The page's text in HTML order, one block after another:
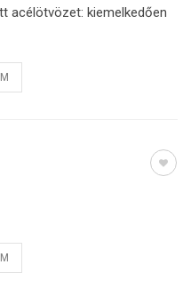
acélötvözet: kiemelkedően